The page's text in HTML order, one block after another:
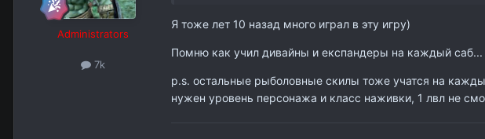
Administrators
7k
Я тоже лет 10 назад много играл в эту игру)
Помню как учил дивайны и експандеры на каждый саб...
p.s. остальные рыболовные скилы тоже учатся на
нужен уровень персонажа и класс наживки, 1 лвл не